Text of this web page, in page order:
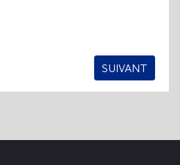
ARTICLE
SUIVANT